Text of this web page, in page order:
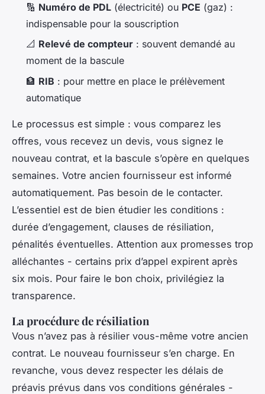
🔢 Numéro de PDL (électricité) ou PCE (gaz) :
indispensable pour la souscription
📐 Relevé de compteur : souvent demandé au
moment de la bascule
🏦 RIB : pour mettre en place le prélèvement
automatique
Le processus est simple : vous comparez les
offres, vous recevez un devis, vous signez le
nouveau contrat, et la bascule s’opère en quelques
semaines. Votre ancien fournisseur est informé
automatiquement. Pas besoin de le contacter.
L’essentiel est de bien étudier les conditions :
durée d’engagement, clauses de résiliation,
pénalités éventuelles. Attention aux promesses trop
alléchantes - certains prix d’appel expirent après
six mois. Pour faire le bon choix, privilégiez la
transparence.
La procédure de résiliation
Vous n’avez pas à résilier vous-même votre ancien
contrat. Le nouveau fournisseur s’en charge. En
revanche, vous devez respecter les délais de
préavis prévus dans vos conditions générales -